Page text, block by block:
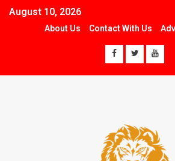
August 10, 2026
About Us Contact With Us